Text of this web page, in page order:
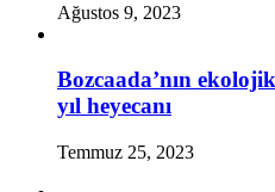
Ağustos 9, 2023
Bozcaada’nın
yıl heyecanı
Temmuz 25, 2023